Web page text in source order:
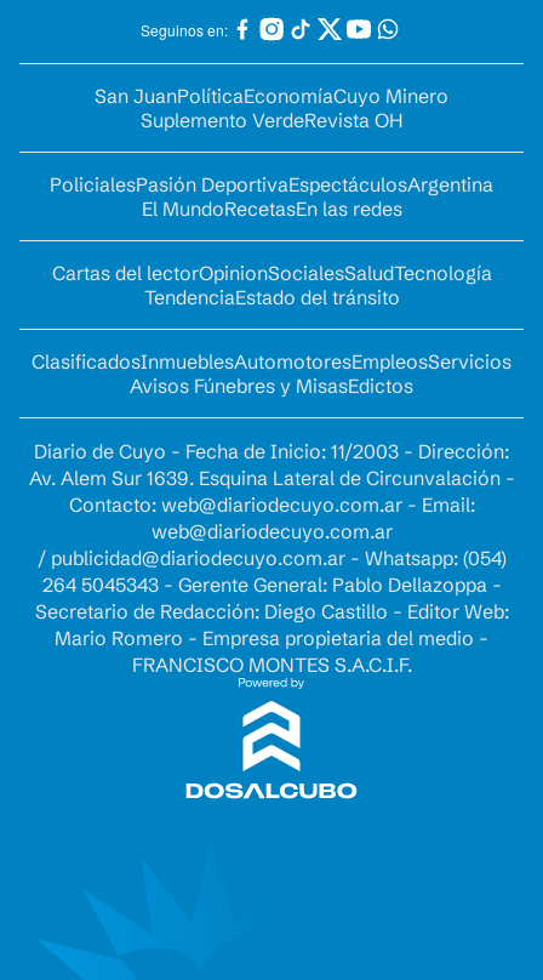
Seguinos en:
San JuanPolíticaEconomíaCuyo Minero
Suplemento VerdeRevista OH
PolicialesPasión DeportivaEspectáculosArgentina
El MundoRecetasEn las redes
Cartas del lectorOpinionSocialesSaludTecnología
TendenciaEstado del tránsito
ClasificadosInmueblesAutomotoresEmpleosServicios
Avisos Fúnebres y MisasEdictos
Diario de Cuyo - Fecha de Inicio: 11/2003 - Dirección:
Av. Alem Sur 1639. Esquina Lateral de Circunvalación -
Contacto: web@diariodecuyo.com.ar- Email:
web@diariodecuyo.com.ar
/ publicidad@diariodecuyo.com.ar- Whatsapp: (054)
264 5045343 - Gerente General: Pablo Dellazoppa -
Secretario de Redacción: Diego Castillo - Editor Web:
Mario Romero - Empresa propietaria del medio -
FRANCISCO MONTES S.A.C.I.F.